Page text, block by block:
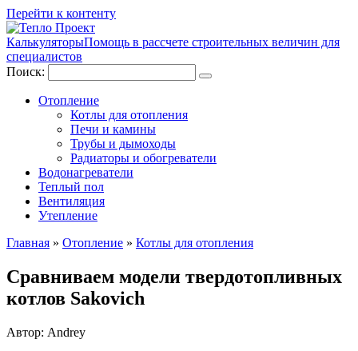
Перейти к контенту
КалькуляторыПомощь в рассчете строительных величин для
специалистов
Поиск:
Отопление
Котлы для отопления
Печи и камины
Трубы и дымоходы
Радиаторы и обогреватели
Водонагреватели
Теплый пол
Вентиляция
Утепление
Главная » Отопление » Котлы для отопления
Сравниваем модели твердотопливных
котлов Sakovich
Автор: Andrey